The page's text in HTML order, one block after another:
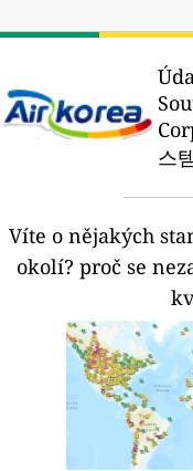
스
Víte o nějakých
okolí? proč se